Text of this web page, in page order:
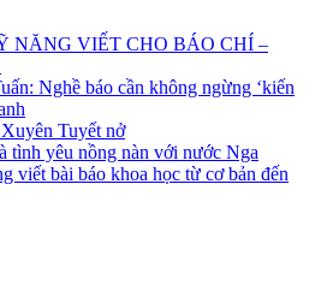
NĂNG VIẾT CHO BÁO CHÍ –
Nghề báo cần không ngừng ‘kiến
Tuyết nở
tình yêu nồng nàn với nước Nga
viết bài báo khoa học từ cơ bản đến